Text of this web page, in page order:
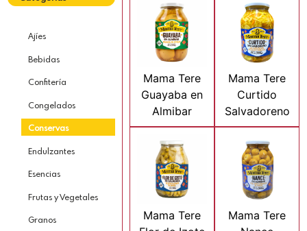
Ajíes
Bebidas
Confitería
Congelados
Conservas
Endulzantes
Esencias
Frutas y Vegetales
Granos
Mama Tere
Guayaba en
Almibar
Mama Tere
Curtido
Salvadoreno
Mama Tere
Mama Tere